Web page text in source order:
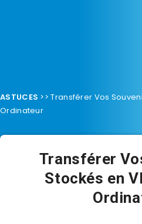
ASTUCES >>Transférer Vos
Ordinateur
Transférer
Stockés en